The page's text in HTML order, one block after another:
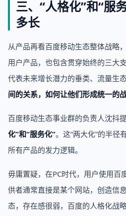
三、“人格化”和“服
多长
从产品再看百度移动生态整体战略
用户产品，也包含贯穿始终的三大
代表未来增长潜力的垂类、流量生态
间的关系，如何让他们形成统一的
百度移动生态事业群的负责人沈
化”和“服务化”。这“两大化”的半径
所有产品的发力逻辑。
毋庸置疑，在PC时代，用户使用百
供者通常直接是某个网站，创造信
态，存在感很弱，百度的人格化战